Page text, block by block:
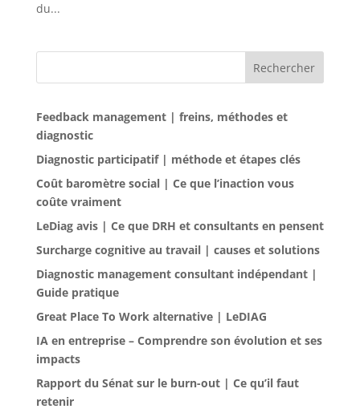
du...
Rechercher
Feedback management | freins, méthodes et
diagnostic
Diagnostic participatif | méthode et étapes clés
Coût baromètre social | Ce que l’inaction vous
coûte vraiment
LeDiag avis | Ce que DRH et consultants en pensent
Surcharge cognitive au travail | causes et solutions
Diagnostic management consultant indépendant |
Guide pratique
Great Place To Work alternative | LeDIAG
IA en entreprise – Comprendre son évolution et ses
impacts
Rapport du Sénat sur le burn-out | Ce qu’il faut
retenir